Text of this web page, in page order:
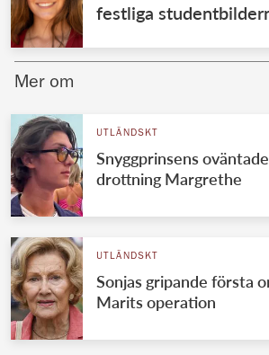
festliga
Mer om
UTLÄNDSKT
Snyggprinsens
drottning Margrethe
UTLÄNDSKT
Sonjas gripande första
Marits operation